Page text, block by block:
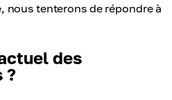
nous tenterons de répondre à
des
?